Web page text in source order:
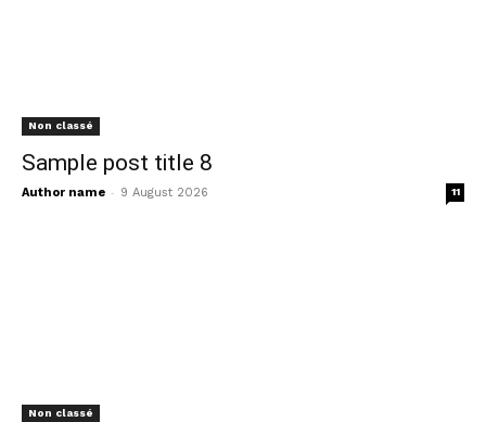
Non classé
Sample post title 8
Author name - 9 August 2026 11
Non classé